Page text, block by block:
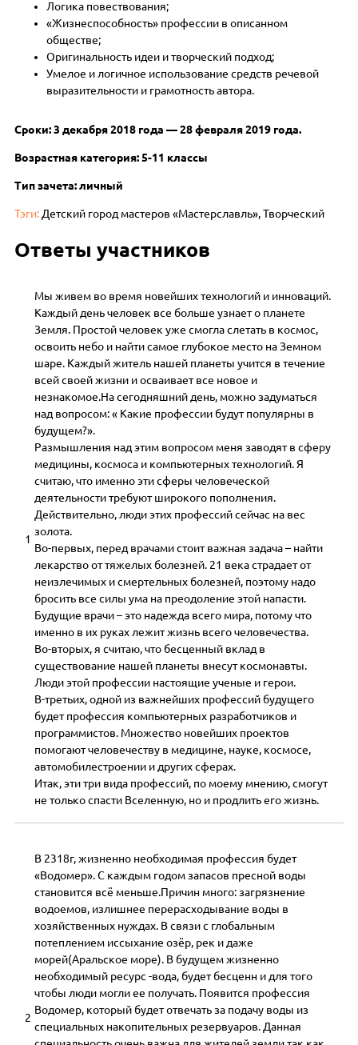
Логика повествования;
«Жизнеспособность» профессии в описанном
обществе;
Оригинальность идеи и творческий подход;
Умелое и логичное использование средств речевой
выразительности и грамотность автора.
Сроки: 3 декабря 2018 года — 28 февраля 2019 года.
Возрастная категория: 5-11 классы
Тип зачета: личный
Тэги: Детский город мастеров «Мастерславль», Творческий
Ответы участников
1
Мы живем во время новейших технологий и инноваций.
Каждый день человек все больше узнает о планете
Земля. Простой человек уже смогла слетать в космос,
освоить небо и найти самое глубокое место на Земном
шаре. Каждый житель нашей планеты учится в течение
всей своей жизни и осваивает все новое и
незнакомое.На сегодняшний день, можно задуматься
над вопросом: « Какие профессии будут популярны в
будущем?».
Размышления над этим вопросом меня заводят в сферу
медицины, космоса и компьютерных технологий. Я
считаю, что именно эти сферы человеческой
деятельности требуют широкого пополнения.
Действительно, люди этих профессий сейчас на вес
золота.
Во-первых, перед врачами стоит важная задача – найти
лекарство от тяжелых болезней. 21 века страдает от
неизлечимых и смертельных болезней, поэтому надо
бросить все силы ума на преодоление этой напасти.
Будущие врачи – это надежда всего мира, потому что
именно в их руках лежит жизнь всего человечества.
Во-вторых, я считаю, что бесценный вклад в
существование нашей планеты внесут космонавты.
Люди этой профессии настоящие ученые и герои.
В-третьих, одной из важнейших профессий будущего
будет профессия компьютерных разработчиков и
программистов. Множество новейших проектов
помогают человечеству в медицине, науке, космосе,
автомобилестроении и других сферах.
Итак, эти три вида профессий, по моему мнению, смогут
не только спасти Вселенную, но и продлить его жизнь.
2
В 2318г, жизненно необходимая профессия будет
«Водомер». С каждым годом запасов пресной воды
становится всё меньше.Причин много: загрязнение
водоемов, излишнее перерасходывание воды в
хозяйственных нуждах. В связи с глобальным
потеплением иссыхание озёр, рек и даже
морей(Аральское море). В будущем жизненно
необходимый ресурс -вода, будет бесценн и для того
чтобы люди могли ее получать. Появится профессия
Водомер, который будет отвечать за подачу воды из
специальных накопительных резервуаров. Данная